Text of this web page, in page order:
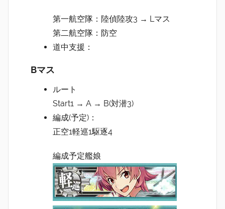
第一航空隊：陸偵陸攻3 → Lマス
第二航空隊：防空
道中支援：
Bマス
ルート
Start1 → A → B(対潜3)
編成(予定)：
正空1軽巡1駆逐4
編成予定艦娘